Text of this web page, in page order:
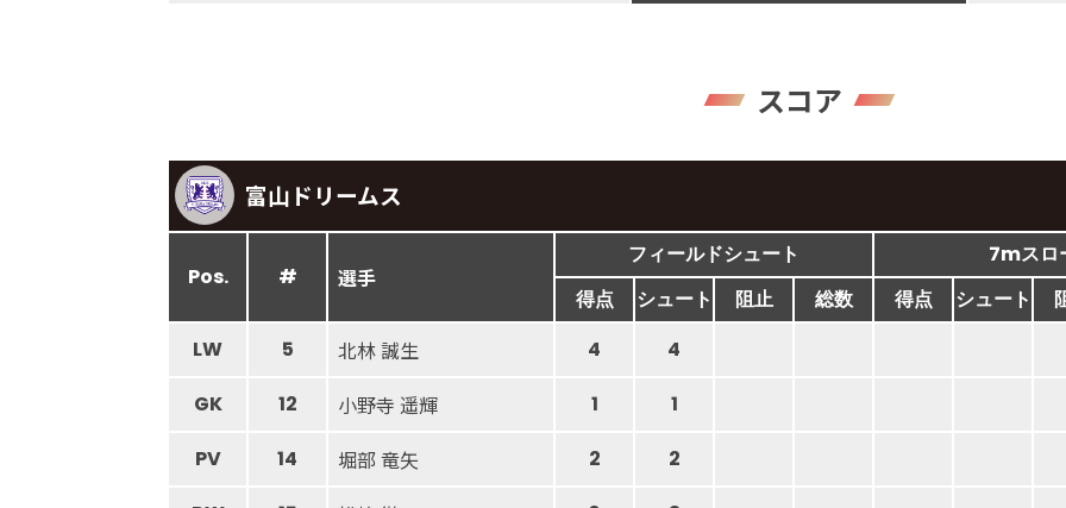
スコア
富山ドリームス
Pos. # 選手
フィールドシュート
7mスロ
得点
シュート 阻止 総数 得点 シュート
LW
5 北林 誠生 4
4
GK
12 小野寺 遥輝 1
1
PV
14 堀部 竜矢 2
2